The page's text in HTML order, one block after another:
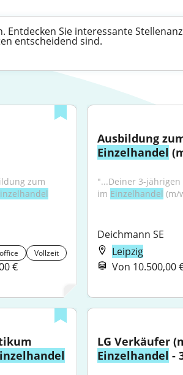
Sie interessante
entscheidend sind.
zum
Vollzeit
€
Einzelhandel
"...Deiner 3-
im Einzelhandel (m/
Deichmann SE
Leipzig
Von 10.500,00
Einzelhandel -